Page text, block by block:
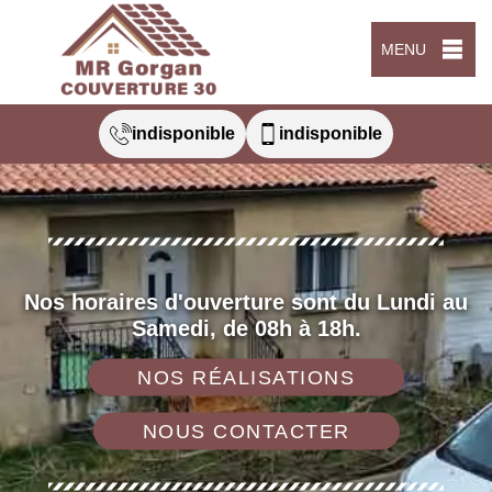
MENU
indisponible indisponible
Nos horaires d'ouverture sont du Lundi au
Samedi, de 08h à 18h.
NOS RÉALISATIONS
NOUS CONTACTER